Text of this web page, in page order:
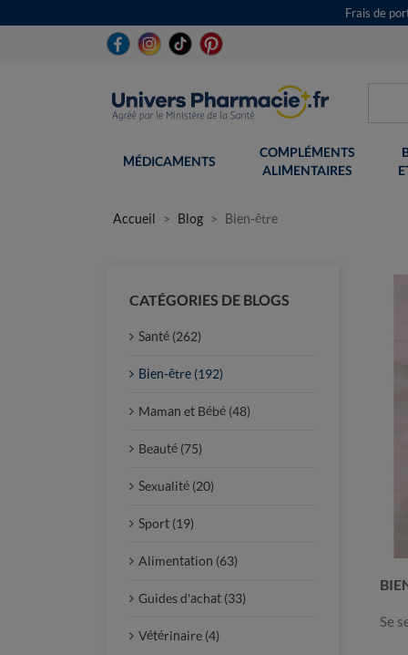
Frais de
MÉDICAMENTS
COMPLÉMENTS
ALIMENTAIRES
Accueil Blog Bien-être
CATÉGORIES DE BLOGS
Santé (262)
Bien-être (192)
Maman et Bébé (48)
Beauté (75)
Sexualité (20)
Sport (19)
Alimentation (63)
Guides d'achat (33)
Vétérinaire (4)
Se